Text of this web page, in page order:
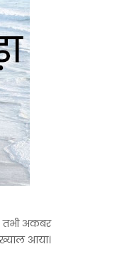
तभी अकबर
आया।